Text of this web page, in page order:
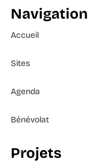
Navigation
Accueil
Sites
Agenda
Bénévolat
Projets